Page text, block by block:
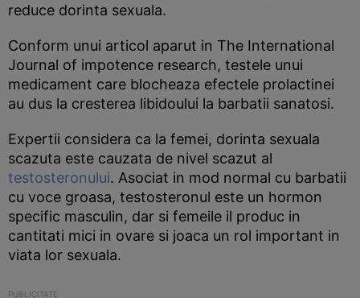
reduce dorinta sexuala.
Conform unui articol aparut in The International
Journal of impotence research, testele unui
medicament care blocheaza efectele prolactinei
au dus la cresterea libidoului la barbatii sanatosi.
Expertii considera ca la femei, dorinta sexuala
scazuta este cauzata de nivel scazut al
testosteronului. Asociat in mod normal cu barbatii
cu voce groasa, testosteronul este un hormon
specific masculin, dar si femeile il produc in
cantitati mici in ovare si joaca un rol important in
viata lor sexuala.